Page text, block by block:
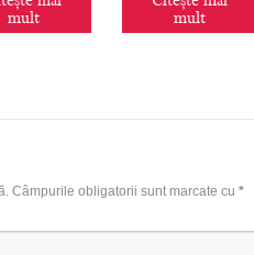
mult
mult
Câmpurile obligatorii sunt marcate cu *